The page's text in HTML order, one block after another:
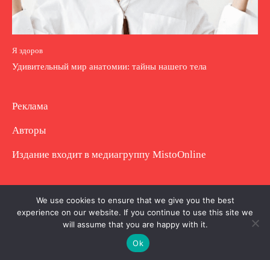
Я здоров
Удивительный мир анатомии: тайны нашего тела
Реклама
Авторы
Издание входит в медиагруппу MistoOnline
Copyright © Полное использование материала
запрещено. Частично разрешено с гиперссылкой.
We use cookies to ensure that we give you the best
experience on our website. If you continue to use this site we
will assume that you are happy with it.
Ok